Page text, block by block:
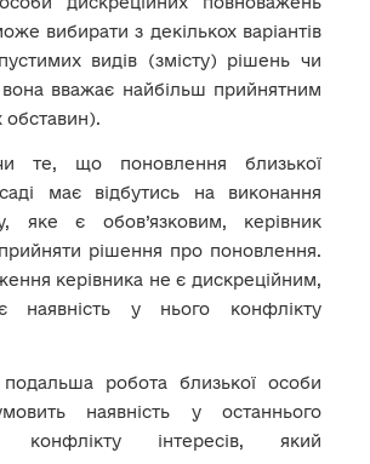
вибирати з декількох варіантів
видів (змісту) рішень чи
вважає найбільш прийнятним
обставин).
те, що поновлення близької
має відбутись на виконання
яке є обов’язковим, керівник
прийняти рішення про поновлення.
керівника не є дискреційним,
наявність у нього конфлікту
робота близької особи
наявність у останнього
конфлікту інтересів, який